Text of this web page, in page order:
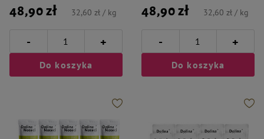
48,90 zł 32,60 zł / kg
- +
Do koszyka
48,90 zł 32,60 zł / kg
- +
Do koszyka